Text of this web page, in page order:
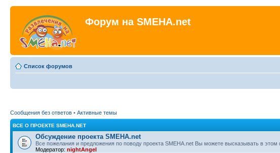
Форум на SMEHA.net
Список форумов
Сообщения без ответов • Активные темы
ВСЕ О ПРОЕКТЕ SMEHA.NET
Обсуждение проекта SMEHA.net
Все пожелания и предложения по поводу проекта SMEHA.net Вы можете высказывать в этом
Модератор: nightAngel